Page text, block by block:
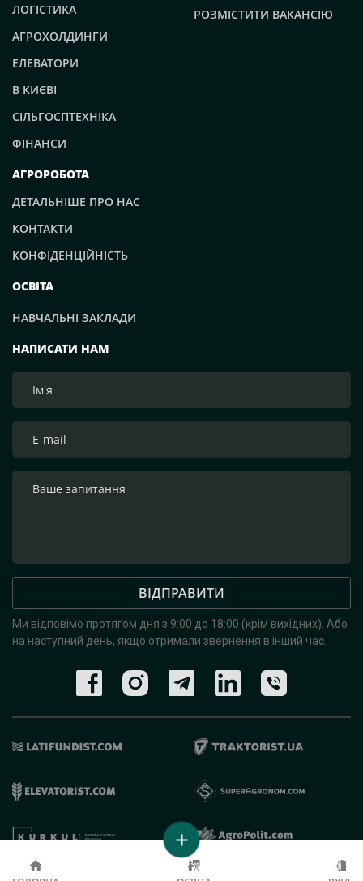
НАПИСАТИ НАМ
ВІДПРАВИТИ
Ми відповімо протягом дня з 9:00 до 18:00 (крім вихідних). Або
на наступний день, якщо отримали звернення в інший час.
ЛОГІСТИКА
АГРОХОЛДИНГИ
ЕЛЕВАТОРИ
В КИЄВІ
СІЛЬГОСПТЕХНІКА
ФІНАНСИ
РОЗМІСТИТИ ВАКАНСІЮ
АГРОРОБОТА
ДЕТАЛЬНІШЕ ПРО НАС
КОНТАКТИ
КОНФІДЕНЦІЙНІСТЬ
ОСВІТА
НАВЧАЛЬНІ ЗАКЛАДИ